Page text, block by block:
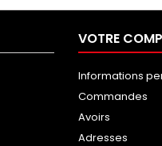
VOTRE
Informations
Commandes
Avoirs
Adresses